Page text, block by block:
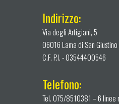
Indirizzo:
Via degli Artigiani, 5
06016 Lama di San Giustino
C.F. P.I. - 03544400546
Telefono:
Tel. 075/8510381 – 6 linee